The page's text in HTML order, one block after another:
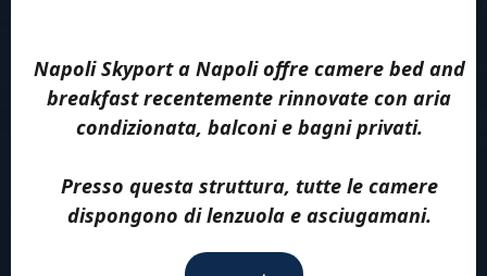
Napoli Skyport a Napoli offre camere bed and
breakfast recentemente rinnovate con aria
condizionata, balconi e bagni privati.
Presso questa struttura, tutte le camere
dispongono di lenzuola e asciugamani.